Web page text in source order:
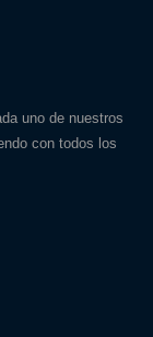
uno de nuestros
con todos los